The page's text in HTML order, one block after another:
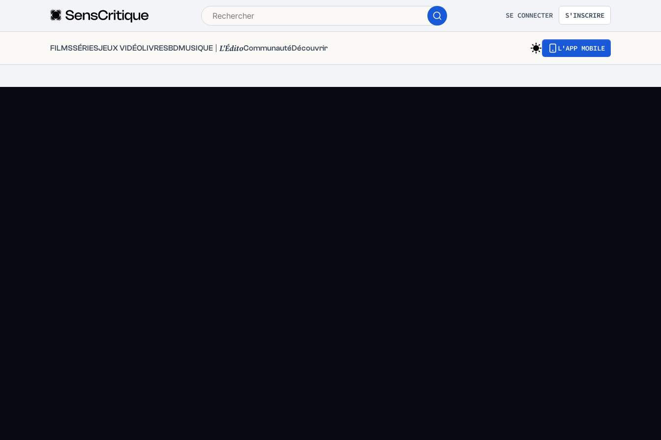
SE CONNECTER S'INSCRIRE
FILMSSÉRIESJEUX VIDÉOLIVRESBDMUSIQUE L'ÉditoCommunautéDécouvrir L'APP MOBILE